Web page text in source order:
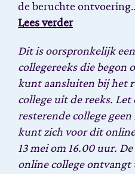
de beruchte
Lees verder
Dit is oorspronkelijk
collegereeks die begon
kunt aansluiten bij het
college uit de reeks.
resterende college
kunt zich voor dit
13 mei om 16.00 uur.
online college ontvangt